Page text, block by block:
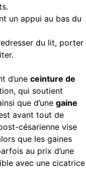
un appui au bas du
du lit, porter
d’une ceinture de
qui soutient
que d’une gaine
avant tout de
césarienne vise
que les gaines
au prix d’une
avec une cicatrice